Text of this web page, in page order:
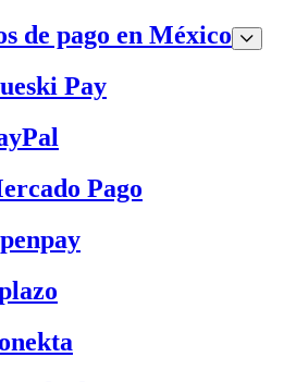
de pago en México
Pay
Pago